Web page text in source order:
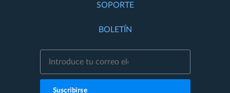
SOPORTE
BOLETÍN
Suscribirse